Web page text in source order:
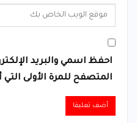
احفظ اسمي والبريد
المتصفح للمرة الأولى